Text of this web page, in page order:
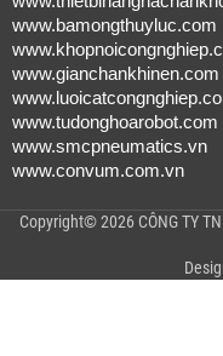
www.bamongthuyluc.com
www.gianchankhinen.com
www.tudonghoarobot.com
www.smcpneumatics.vn
www.convum.com.vn
Copyright© 2026 CÔNG TY